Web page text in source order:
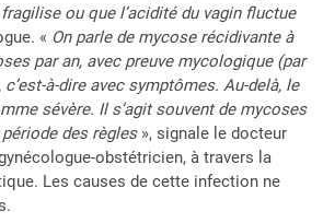
ou que l’acidité du vagin fluctue
« On parle de mycose récidivante à
par an, avec preuve mycologique (par
à-dire avec symptômes. Au-delà, le
sévère. Il s’agit souvent de mycoses
des règles», signale le docteur
obstétricien, à travers la
Les causes de cette infection ne